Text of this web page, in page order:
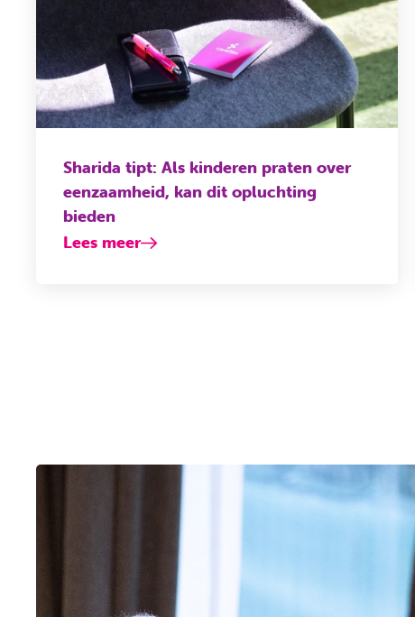
Sharida tipt: Als kinderen praten over
eenzaamheid, kan dit opluchting
bieden
Lees meer